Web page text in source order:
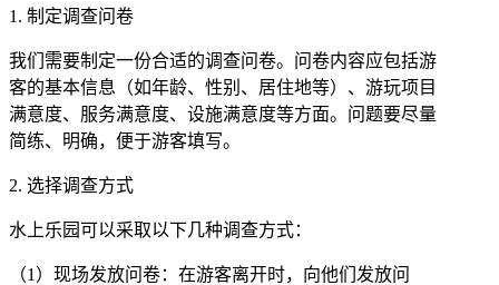
1. 制定调查问卷
我们需要制定一份合适的调查问卷。问卷内容应包括游
客的基本信息（如年龄、性别、居住地等）、游玩项目
满意度、服务满意度、设施满意度等方面。问题要尽量
简练、明确，便于游客填写。
2. 选择调查方式
水上乐园可以采取以下几种调查方式：
（1）现场发放问卷：在游客离开时，向他们发放问